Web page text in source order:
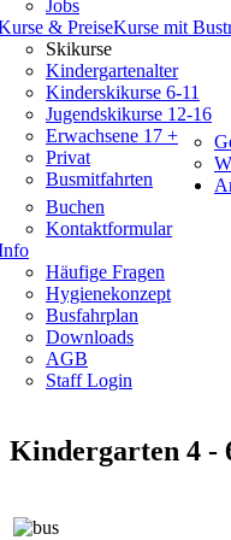
Jobs
& PreiseKurse mit
Skikurse
Kindergartenalter
Kinderskikurse 6-11
Jugendskikurse 12-16
Erwachsene 17 +
Privat
Busmitfahrten
Buchen
Kontaktformular
Häufige Fragen
Hygienekonzept
Busfahrplan
Downloads
AGB
Staff Login
Kindergarten 4 -